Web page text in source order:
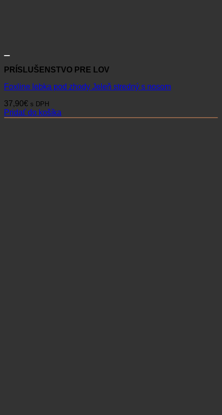
PRÍSLUŠENSTVO PRE LOV
Foxline lebka pod zhody Jeleň stredný s nosom
37,90€ s DPH
Pridať do košíka